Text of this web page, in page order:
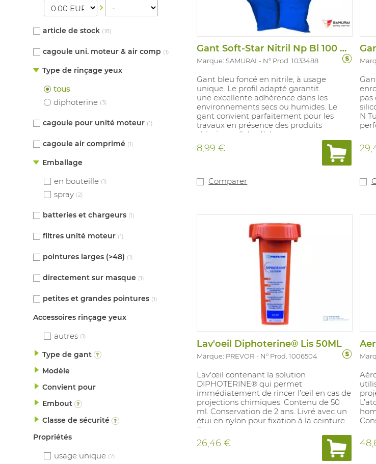
article de stock (18)
cagoule uni. moteur & air comp (1)
Type de rinçage yeux
tous
diphoterine (3)
cagoule pour unité moteur (1)
cagoule air comprimé (1)
Emballage
en bouteille (1)
spray (2)
batteries et chargeurs (1)
filtres unité moteur (1)
pointures larges (>48) (1)
directement sur masque (1)
petites et grandes pointures (1)
Accessoires rinçage yeux
autres (1)
Type de gant
Modèle
Convient pour
Embout
Classe de sécurité
Propriétés
usage unique (7)
Gant Soft-Star Nitril Np Bl 100 Pcs/Disp
Marque: SAMURAI N° Prod. 1033488
Gant bleu foncé en nitrile, à usage
unique. Le profil adapté garantit
une excellente adhérence dans les
environnements secs ou humides. Le
gant convient parfaitement pour les
travaux en présence des produits
chimiques (labos)), les travaux
d’assemblage délicats et le contrôle des
produits, secteur alimentaire. Non
Testé pour contact alimentaire
(JKT) et EN374-5: VIRUS
8,99 €
Comparer
pas
N
les
Lav'oeil Diphoterine® Lis 50ML
Marque: PREVOR N° Prod. 1006504
Lav'œil contenant la solution
DIPHOTERINE® qui permet
immédiatement de rincer l’œil en cas de
projections chimiques. Contenu de 50
ml. Conservation de 2 ans. Livré avec un
étui en nylon pour fixation à la ceinture.
Disponible en option: étui en cuir pour
une fixation à la ceinture.
26,46 €